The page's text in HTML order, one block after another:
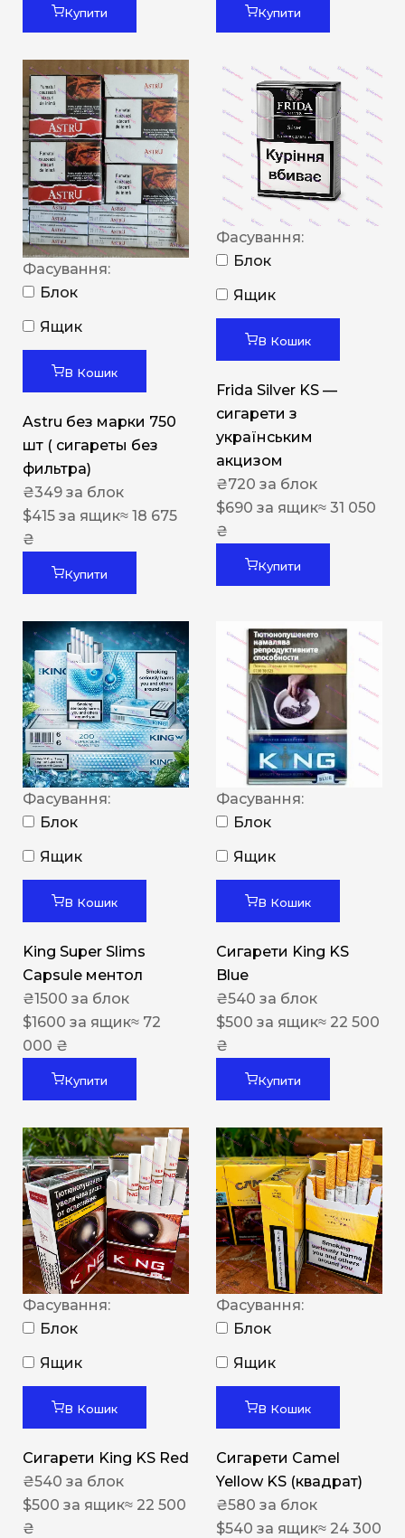
Купити Купити
Фасування:
Блок
Ящик
В Кошик
Astru без марки 750
шт ( сигареты без
фильтра)
₴349 за блок
$415 за ящик≈ 18 675
₴
Купити
Фасування:
Блок
Ящик
В Кошик
Frida Silver KS —
сигарети з
українським
акцизом
₴720 за блок
$690 за ящик≈ 31 050
₴
Купити
Фасування:
Блок
Ящик
В Кошик
King Super Slims
Capsule ментол
₴1500 за блок
$1600 за ящик≈ 72
000 ₴
Купити
Фасування:
Блок
Ящик
В Кошик
Сигарети King KS
Blue
₴540 за блок
$500 за ящик≈ 22 500
₴
Купити
Фасування:
Блок
Ящик
В Кошик
Сигарети King KS Red
₴540 за блок
$500 за ящик≈ 22 500
₴
Фасування:
Блок
Ящик
В Кошик
Сигарети Camel
Yellow KS (квадрат)
₴580 за блок
$540 за ящик≈ 24 300